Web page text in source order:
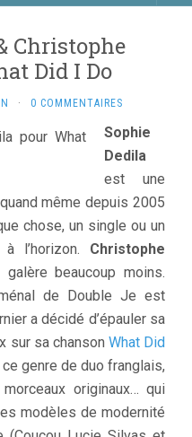
Christophe
Did I Do
· 0 COMMENTAIRES
Sophie
Dedila
est une
même depuis 2005
chose, un single ou un
l’horizon. Christophe
beaucoup moins.
de Double Je est
a décidé d’épauler sa
sur sa chanson What Did
ce genre de duo franglais,
originaux… qui
modèles de modernité